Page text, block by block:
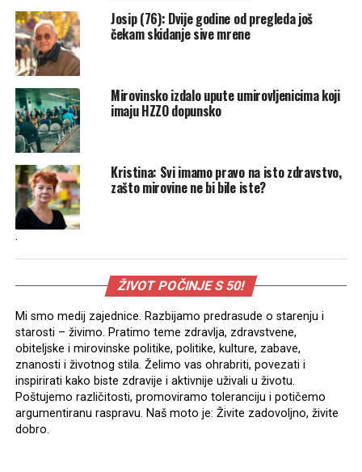
Josip (76): Dvije godine od pregleda još
čekam skidanje sive mrene
Mirovinsko izdalo upute umirovljenicima koji
imaju HZZO dopunsko
Kristina: Svi imamo pravo na isto zdravstvo,
zašto mirovine ne bi bile iste?
.
ŽIVOT POČINJE S 50!
Mi smo medij zajednice. Razbijamo predrasude o starenju i
starosti – živimo. Pratimo teme zdravlja, zdravstvene,
obiteljske i mirovinske politike, politike, kulture, zabave,
znanosti i životnog stila. Želimo vas ohrabriti, povezati i
inspirirati kako biste zdravije i aktivnije uživali u životu.
Poštujemo različitosti, promoviramo toleranciju i potičemo
argumentiranu raspravu. Naš moto je: Živite zadovoljno, živite
dobro.